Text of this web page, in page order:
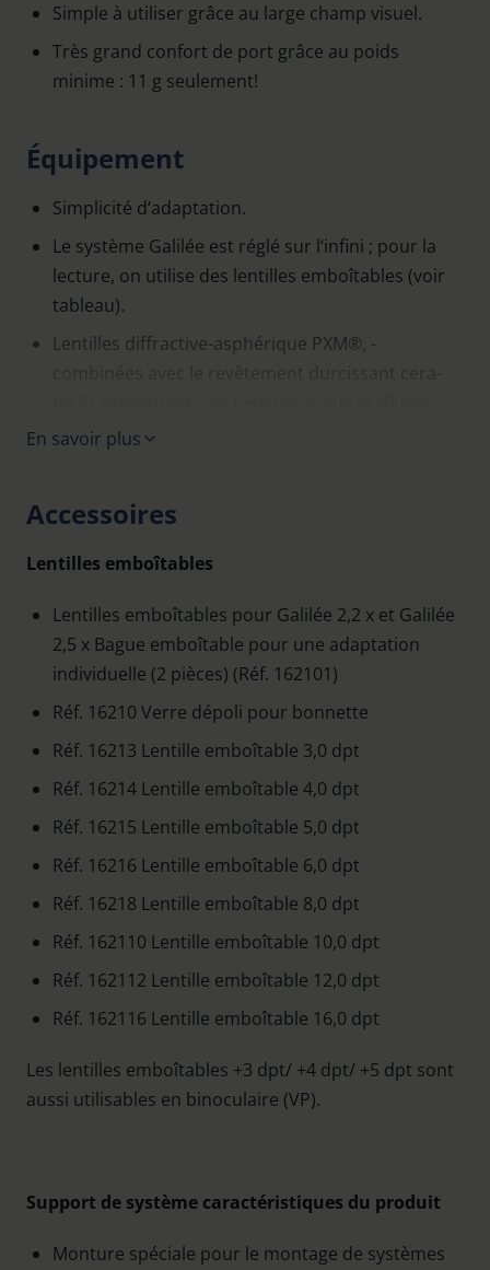
Simple à utiliser grâce au large champ visuel.
Très grand confort de port grâce au poids
minime : 11 g seulement!
Équipement
Simplicité d‘adaptation.
Le système Galilée est réglé sur l‘infini ; pour la
lecture, on utilise des lentilles emboîtables (voir
tableau).
Lentilles diffractive-asphérique PXM®, -
comparable à celle du verre.
Traitement antireflet de haute qualité pour les
Les systèmes Galilée 2,0 GF, Galilée 2,2 x et Galilée
2,5 x s‘utilisent montés dans des supports de
système.
Vous disposez pour ces systèmes des coffrets
d‘adaptation 1632 et 16321.
En savoir plus
Accessoires
Lentilles emboîtables
Lentilles emboîtables pour Galilée 2,2 x et Galilée
2,5 x Bague emboîtable pour une adaptation
individuelle (2 pièces) (Réf. 162101)
Réf. 16210 Verre dépoli pour bonnette
Réf. 16213 Lentille emboîtable 3,0 dpt
Réf. 16214 Lentille emboîtable 4,0 dpt
Réf. 16215 Lentille emboîtable 5,0 dpt
Réf. 16216 Lentille emboîtable 6,0 dpt
Réf. 16218 Lentille emboîtable 8,0 dpt
Réf. 162110 Lentille emboîtable 10,0 dpt
Réf. 162112 Lentille emboîtable 12,0 dpt
Réf. 162116 Lentille emboîtable 16,0 dpt
Les lentilles emboîtables +3 dpt/ +4 dpt/ +5 dpt sont
aussi utilisables en binoculaire (VP).
Support de système caractéristiques du produit
Monture spéciale pour le montage de systèmes